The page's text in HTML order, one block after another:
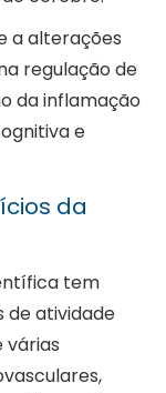
a alterações
regulação de
da inflamação
e
da
tem
de atividade
várias